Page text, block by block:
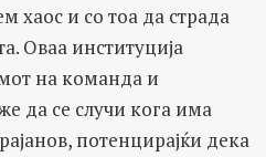
хаос и со тоа да страда
Оваа институција
на команда и
да се случи кога има
потенцирајќи дека